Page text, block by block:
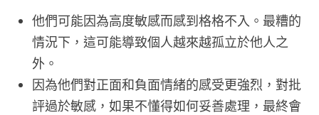
他們可能因為高度敏感而感到格格不入。最糟的
情況下，這可能導致個人越來越孤立於他人之
外。
因為他們對正面和負面情緒的感受更強烈，對批
評過於敏感，如果不懂得如何妥善處理，最終會